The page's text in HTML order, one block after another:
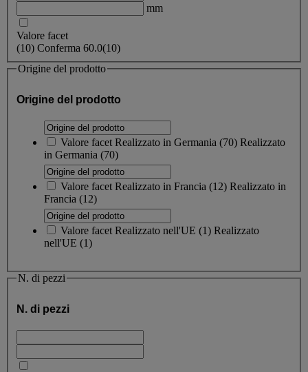
mm
Valore facet
(10) Conferma 60.0(10)
Origine del prodotto
Origine del prodotto
Valore facet Realizzato in Germania (70) Realizzato
in Germania (70)
Valore facet Realizzato in Francia (12) Realizzato in
Francia (12)
Valore facet Realizzato nell'UE (1) Realizzato
nell'UE (1)
N. di pezzi
N. di pezzi